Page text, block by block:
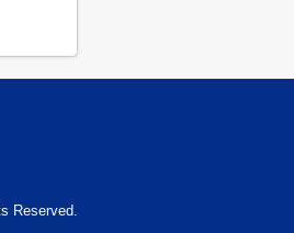
Reserved.